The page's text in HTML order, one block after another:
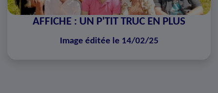
AFFICHE : UN P'TIT TRUC EN PLUS
Image éditée le 14/02/25